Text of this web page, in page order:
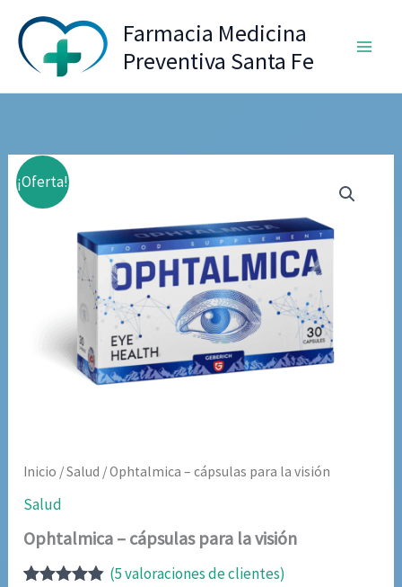
contenido
Farmacia Medicina
Preventiva Santa Fe
¡Oferta!
Inicio /Salud / Ophtalmica – cápsulas para la visión
Salud
Ophtalmica – cápsulas para la visión
(5valoraciones de clientes)